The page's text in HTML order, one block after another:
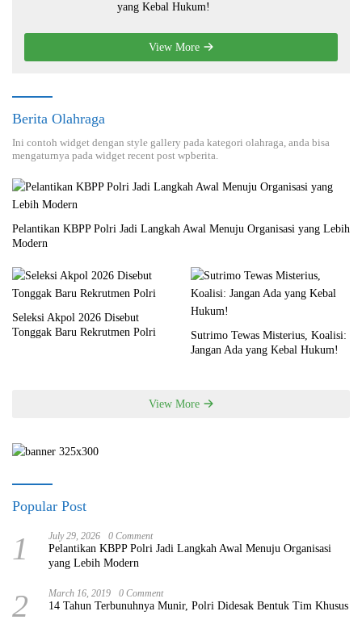
yang Kebal Hukum!
View More
Berita Olahraga
Ini contoh widget dengan style gallery pada kategori olahraga, anda bisa
mengaturnya pada widget recent post wpberita.
Pelantikan KBPP Polri Jadi Langkah Awal Menuju Organisasi yang Lebih
Modern
Seleksi Akpol 2026 Disebut
Tonggak Baru Rekrutmen Polri
Sutrimo Tewas Misterius, Koalisi:
Jangan Ada yang Kebal Hukum!
View More
Popular Post
1 July 29, 2026 0 Comment
Pelantikan KBPP Polri Jadi Langkah Awal Menuju Organisasi
yang Lebih Modern
2 March 16, 2019 0 Comment
14 Tahun Terbunuhnya Munir, Polri Didesak Bentuk Tim Khusus